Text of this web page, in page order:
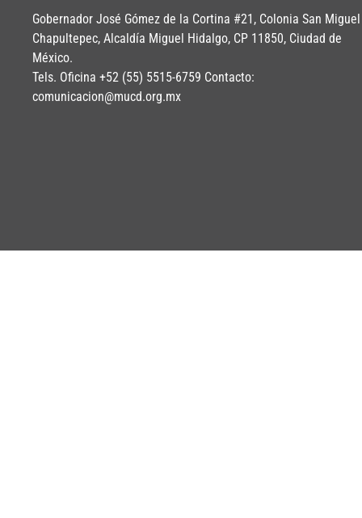
Gobernador José Gómez de la Cortina #21, Colonia San Miguel
Chapultepec, Alcaldía Miguel Hidalgo, CP 11850, Ciudad de
México.
Tels. Oficina +52 (55) 5515-6759 Contacto:
comunicacion@mucd.org.mx